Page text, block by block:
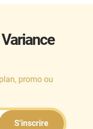
promo ou
S'inscrire